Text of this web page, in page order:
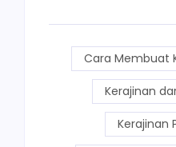
Cara Membuat
Kerajinan
Kerajinan